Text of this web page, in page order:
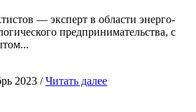
— эксперт в области энерго-
предпринимательства, с
2023 /Читать далее